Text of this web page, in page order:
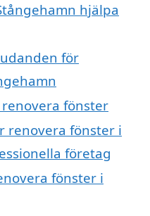
hjälpa
för
fönster
renovera fönster i
företag
fönster i